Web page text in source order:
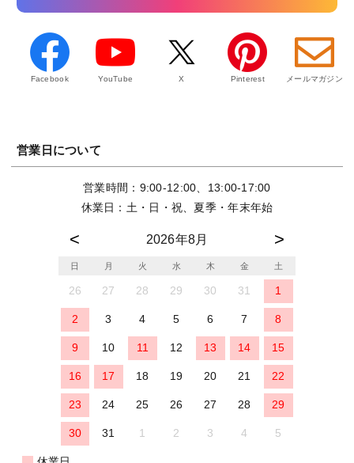
Facebook YouTube X Pinterest メールマガジン
営業日について
営業時間：9:00-12:00、13:00-17:00
休業日：土・日・祝、夏季・年末年始
2026年8月
日 月 火 水 木 金 土
26 27 28 29 30 31 1
2 3 4 5 6 7 8
9 10 11 12 13 14 15
16 17 18 19 20 21 22
23 24 25 26 27 28 29
30 31 1 2 3 4 5